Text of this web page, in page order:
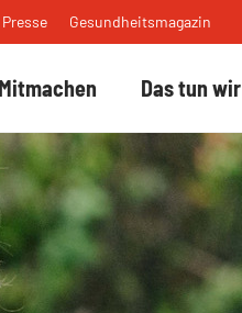
Mitmachen Das tun wir
Presse Gesundheitsmagazin